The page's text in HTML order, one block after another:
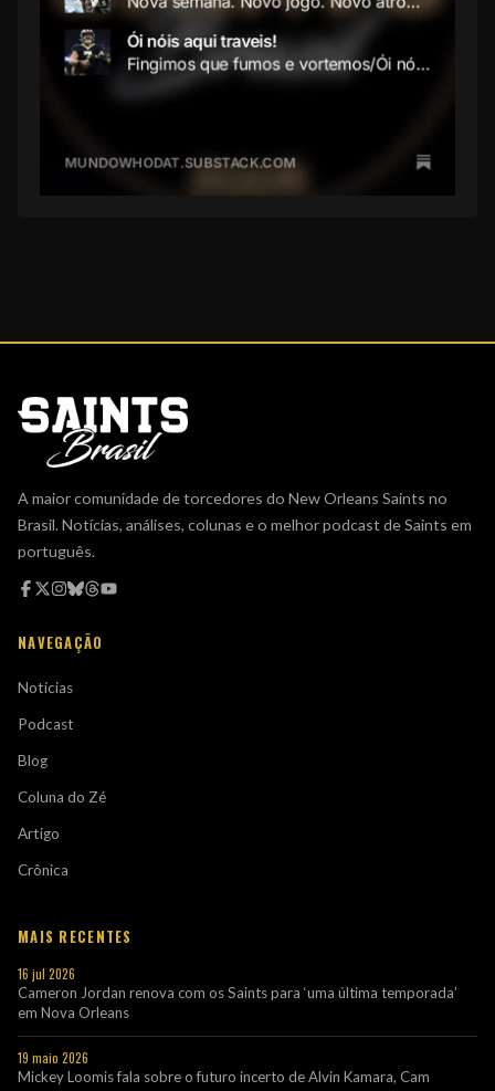
A maior comunidade de torcedores do New Orleans Saints no
Brasil. Notícias, análises, colunas e o melhor podcast de Saints em
português.
NAVEGAÇÃO
Notícias
Podcast
Blog
Coluna do Zé
Artigo
Crônica
MAIS RECENTES
16 jul 2026
Cameron Jordan renova com os Saints para ‘uma última temporada’
em Nova Orleans
19 maio 2026
Mickey Loomis fala sobre o futuro incerto de Alvin Kamara, Cam